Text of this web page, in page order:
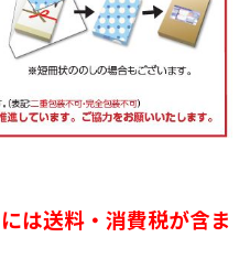
は送料・消費税が含ま